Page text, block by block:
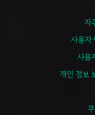
자
사용자
사용
개인 정보